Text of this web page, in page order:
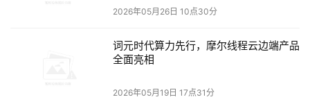
SteelCentral可帮助客户部署Riverbed Xirrus Wi-Fi解决方
字体验。Xirrus Wi-Fi和SteelCentral之间的双向集成使IT部
门能够快速发现和解决由信号强度或设备性能不佳所引起的
终端用户问题。
2026年05月26日 10点30分
词元时代算力先行，摩尔线程云边端产品
全面亮相
2026年05月19日 17点31分